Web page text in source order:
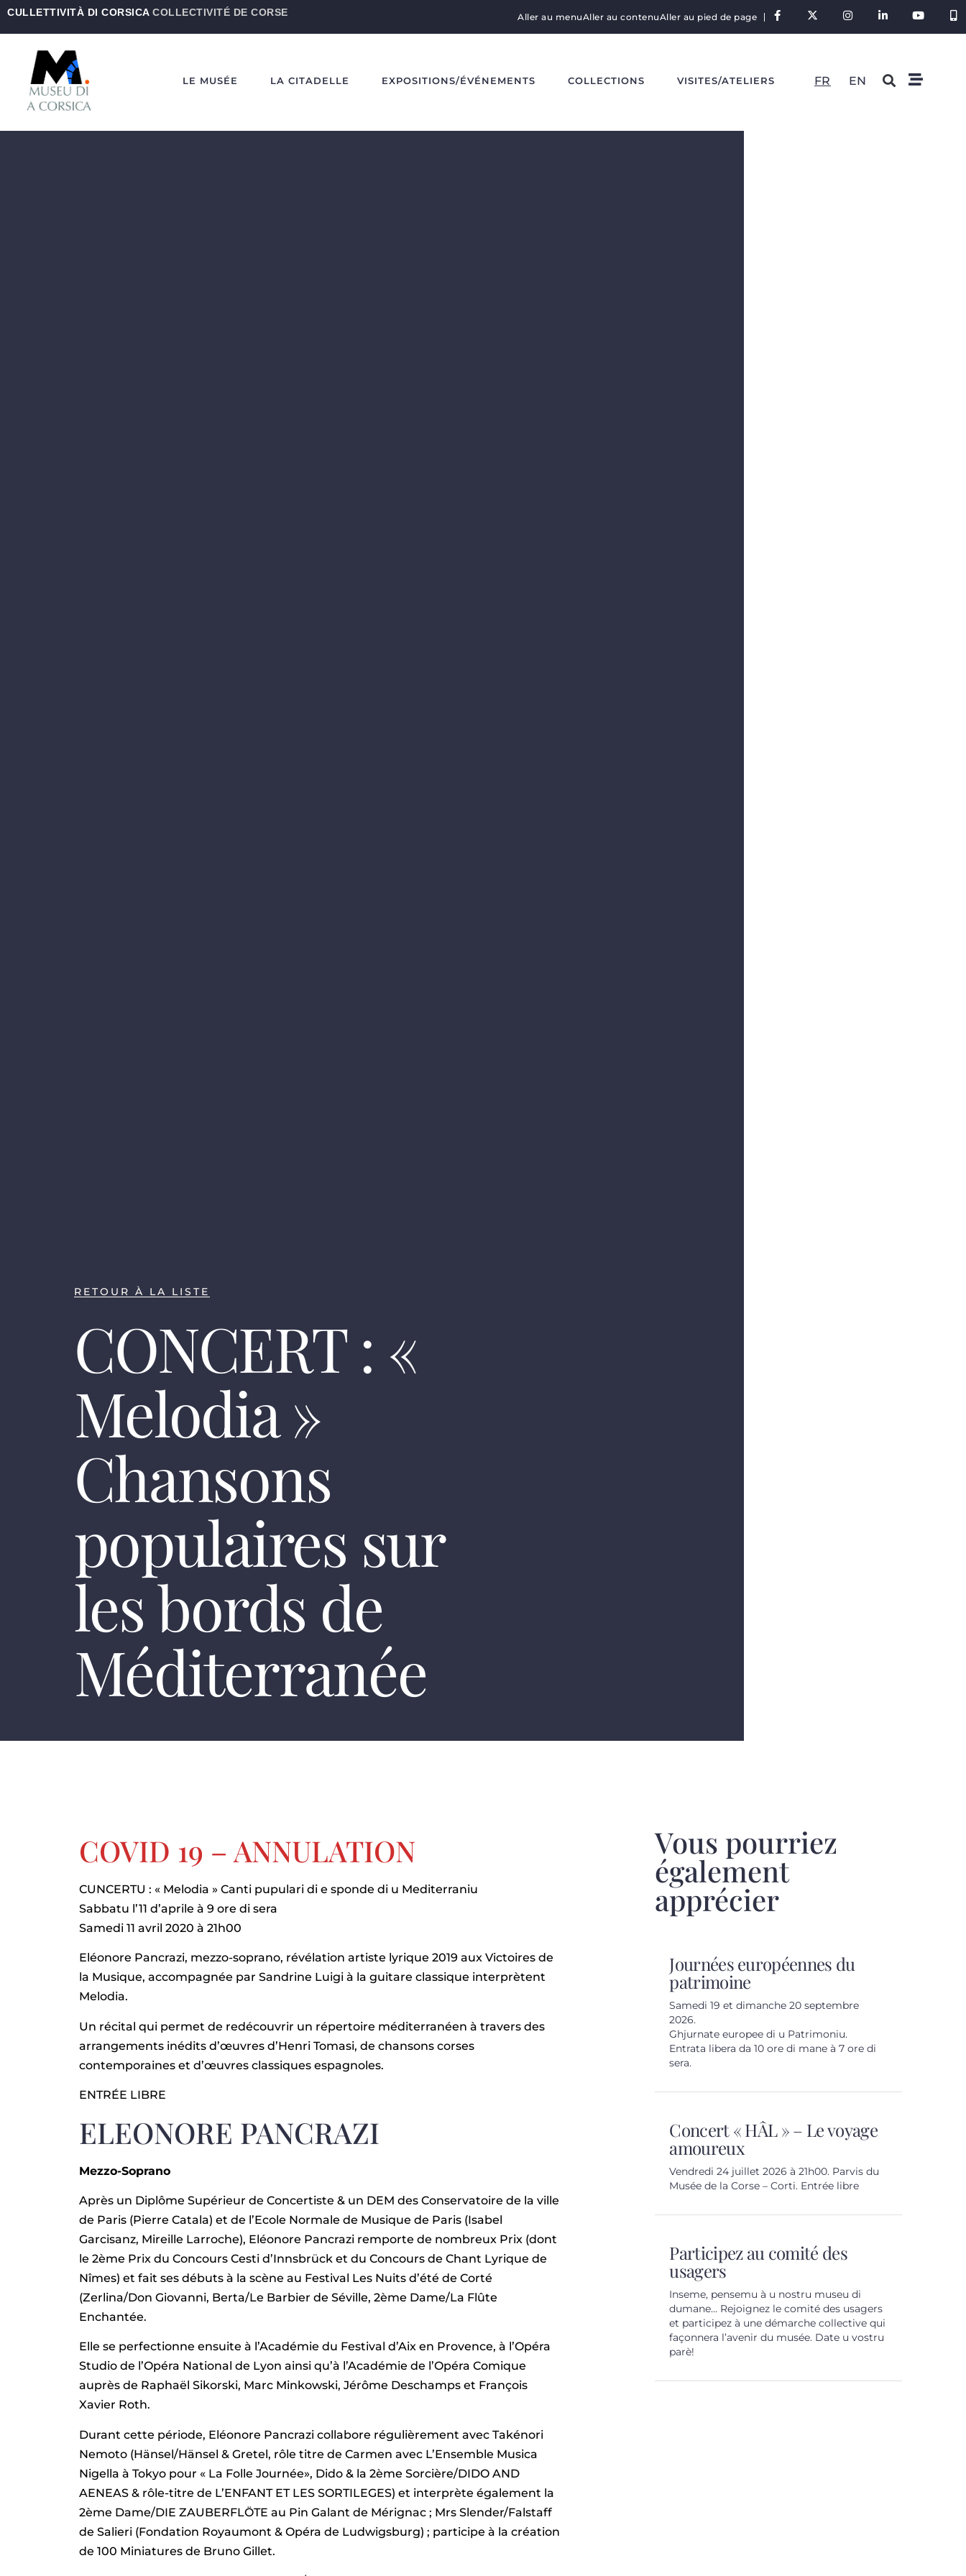
CULLETTIVITÀ DI CORSICA COLLECTIVITÉ DE CORSE Aller au menuAller au contenuAller au pied de page
LE MUSÉE LA CITADELLE EXPOSITIONS/ÉVÉNEMENTS COLLECTIONS VISITES/ATELIERS FR EN
RETOUR À LA LISTE
CONCERT : «
Melodia »
Chansons
populaires sur
les bords de
Méditerranée
COVID 19 – ANNULATION
CUNCERTU : « Melodia » Canti pupulari di e sponde di u Mediterraniu
Sabbatu l’11 d’aprile à 9 ore di sera
Samedi 11 avril 2020 à 21h00
Eléonore Pancrazi, mezzo-soprano, révélation artiste lyrique 2019 aux Victoires de
la Musique, accompagnée par Sandrine Luigi à la guitare classique interprètent
Melodia.
Un récital qui permet de redécouvrir un répertoire méditerranéen à travers des
arrangements inédits d’œuvres d’Henri Tomasi, de chansons corses
contemporaines et d’œuvres classiques espagnoles.
ENTRÉE LIBRE
ELEONORE PANCRAZI
Mezzo-Soprano
Après un Diplôme Supérieur de Concertiste & un DEM des Conservatoire de la ville
de Paris (Pierre Catala) et de l’Ecole Normale de Musique de Paris (Isabel
Garcisanz, Mireille Larroche), Eléonore Pancrazi remporte de nombreux Prix (dont
le 2ème Prix du Concours Cesti d’Innsbrück et du Concours de Chant Lyrique de
Nîmes) et fait ses débuts à la scène au Festival Les Nuits d’été de Corté
(Zerlina/Don Giovanni, Berta/Le Barbier de Séville, 2ème Dame/La Flûte
Enchantée.
Elle se perfectionne ensuite à l’Académie du Festival d’Aix en Provence, à l’Opéra
Studio de l’Opéra National de Lyon ainsi qu’à l’Académie de l’Opéra Comique
auprès de Raphaël Sikorski, Marc Minkowski, Jérôme Deschamps et François
Xavier Roth.
Durant cette période, Eléonore Pancrazi collabore régulièrement avec Takénori
Nemoto (Hänsel/Hänsel & Gretel, rôle titre de Carmen avec L’Ensemble Musica
Nigella à Tokyo pour « La Folle Journée», Dido & la 2ème Sorcière/DIDO AND
AENEAS & rôle-titre de L’ENFANT ET LES SORTILEGES) et interprète également la
2ème Dame/DIE ZAUBERFLÖTE au Pin Galant de Mérignac ; Mrs Slender/Falstaff
de Salieri (Fondation Royaumont & Opéra de Ludwigsburg) ; participe à la création
de 100 Miniatures de Bruno Gillet.
Vous pourriez
également
apprécier
Journées européennes du
patrimoine
Samedi 19 et dimanche 20 septembre
2026.
Ghjurnate europee di u Patrimoniu.
Entrata libera da 10 ore di mane à 7 ore di
sera.
Concert « HÂL » – Le voyage
amoureux
Vendredi 24 juillet 2026 à 21h00. Parvis du
Musée de la Corse – Corti. Entrée libre
Participez au comité des
usagers
Inseme, pensemu à u nostru museu di
dumane… Rejoignez le comité des usagers
et participez à une démarche collective qui
façonnera l’avenir du musée. Date u vostru
parè!